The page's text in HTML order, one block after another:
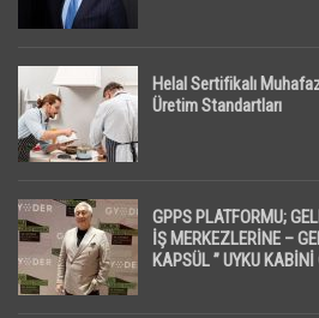
Helal Sertifikalı
Üretim Standartları
GPPS PLATFORMU;
İŞ MERKEZLERİNE –
KAPSÜL ” UYKU KABİNİ